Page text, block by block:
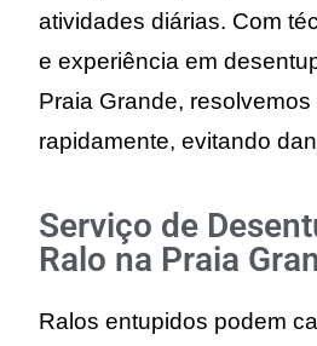
atividades diárias. Com
e experiência em
Praia Grande,
rapidamente, evitando
Serviço de
Ralo na Praia
Ralos entupidos podem